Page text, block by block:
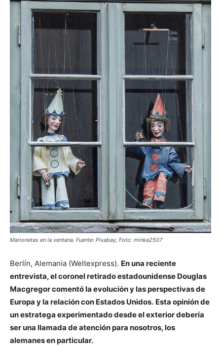
Marionetas en la ventana. Fuente: Pixabay, Foto: minka2507
Berlín, Alemania (Weltexpress). En una reciente
entrevista, el coronel retirado estadounidense Douglas
Macgregor comentó la evolución y las perspectivas de
Europa y la relación con Estados Unidos. Esta opinión de
un estratega experimentado desde el exterior debería
ser una llamada de atención para nosotros, los
alemanes en particular.